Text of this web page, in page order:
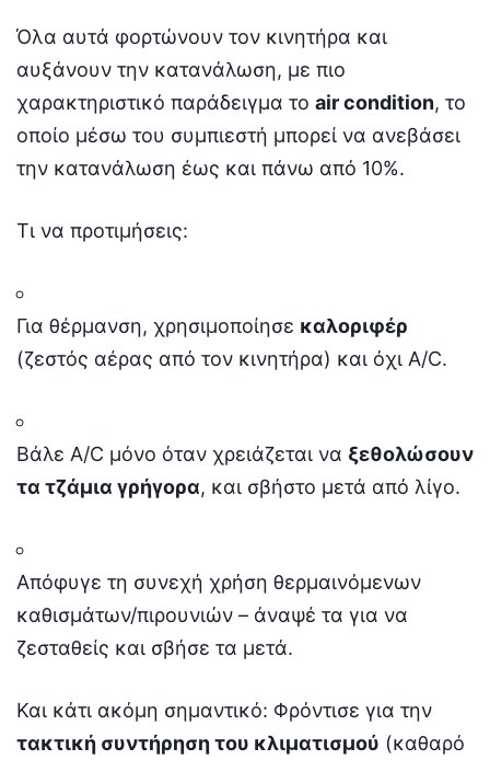
Όλα αυτά φορτώνουν τον κινητήρα και
αυξάνουν την κατανάλωση, με πιο
χαρακτηριστικό παράδειγμα το air condition, το
οποίο μέσω του συμπιεστή μπορεί να ανεβάσει
την κατανάλωση έως και πάνω από 10%.
Τι να προτιμήσεις:
Για θέρμανση, χρησιμοποίησε καλοριφέρ
(ζεστός αέρας από τον κινητήρα) και όχι A/C.
Βάλε A/C μόνο όταν χρειάζεται να ξεθολώσουν
τα τζάμια γρήγορα, και σβήστο μετά από λίγο.
Απόφυγε τη συνεχή χρήση θερμαινόμενων
καθισμάτων/πιρουνιών – άναψέ τα για να
ζεσταθείς και σβήσε τα μετά.
Και κάτι ακόμη σημαντικό: Φρόντισε για την
τακτική συντήρηση του κλιματισμού (καθαρό